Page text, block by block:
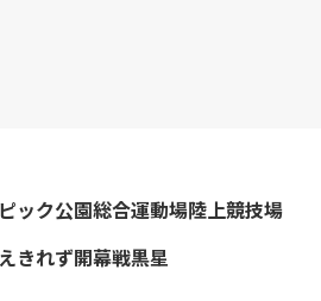
ック公園総合運動場陸上競技場
きれず開幕戦黒星